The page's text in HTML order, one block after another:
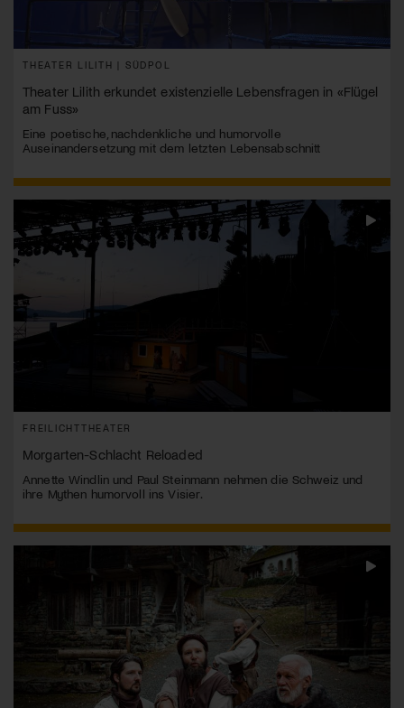
THEATER LILITH | SÜDPOL
Theater Lilith erkundet existenzielle Lebensfragen in «Flügel
am Fuss»
Eine poetische, nachdenkliche und humorvolle
Auseinandersetzung mit dem letzten Lebensabschnitt
FREILICHTTHEATER
Morgarten-Schlacht Reloaded
Annette Windlin und Paul Steinmann nehmen die Schweiz und
ihre Mythen humorvoll ins Visier.